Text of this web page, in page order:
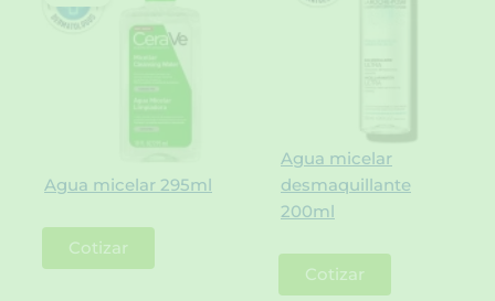
Agua micelar 295ml
Cotizar
Agua micelar
desmaquillante
200ml
Cotizar